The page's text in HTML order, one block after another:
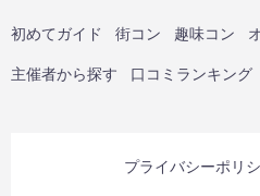
初めてガイド 街コン 趣味コン
主催者から探す 口コミランキング
プライバシーポリ